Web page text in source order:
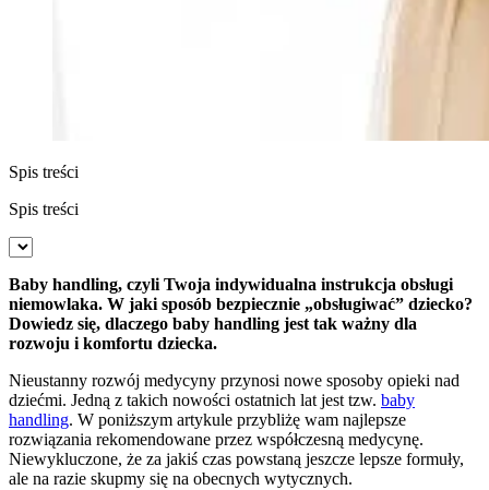
Spis treści
Spis treści
Baby handling, czyli Twoja indywidualna instrukcja obsługi
niemowlaka. W jaki sposób bezpiecznie „obsługiwać” dziecko?
Dowiedz się, dlaczego baby handling jest tak ważny dla
rozwoju i komfortu dziecka.
Nieustanny rozwój medycyny przynosi nowe sposoby opieki nad
dziećmi. Jedną z takich nowości ostatnich lat jest tzw. baby
handling. W poniższym artykule przybliżę wam najlepsze
rozwiązania rekomendowane przez współczesną medycynę.
Niewykluczone, że za jakiś czas powstaną jeszcze lepsze formuły,
ale na razie skupmy się na obecnych wytycznych.